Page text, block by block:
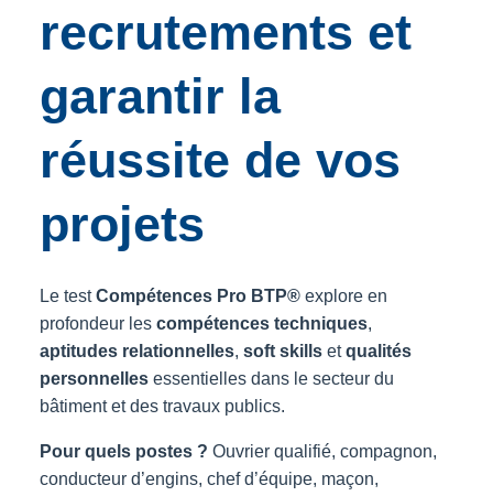
recrutements et
garantir la
réussite de vos
projets
Le testCompétences Pro BTP® explore en
profondeur les compétences techniques,
aptitudes relationnelles, soft skills etqualités
personnelles essentielles dans le secteur du
bâtiment et des travaux publics.
Pour quels postes ? Ouvrier qualifié, compagnon,
conducteur d’engins, chef d’équipe, maçon,